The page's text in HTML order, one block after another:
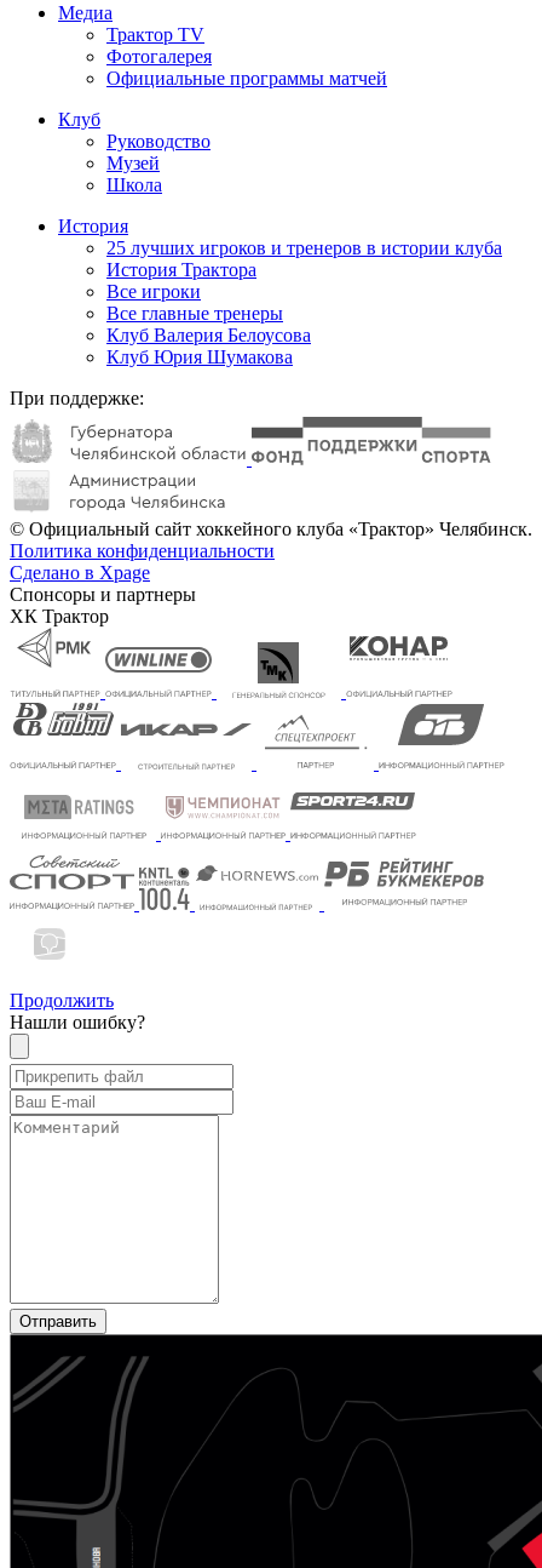
Медиа
Трактор TV
Фотогалерея
Официальные программы матчей
Клуб
Руководство
Музей
Школа
История
25 лучших игроков и тренеров в истории клуба
История Трактора
Все игроки
Все главные тренеры
Клуб Валерия Белоусова
Клуб Юрия Шумакова
При поддержке:
© Официальный сайт хоккейного клуба «Трактор» Челябинск.
Политика конфиденциальности
Сделано в Xpage
Спонсоры и партнеры
ХК Трактор
Продолжить
Нашли ошибку?